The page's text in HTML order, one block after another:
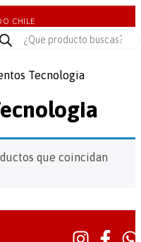
CHILE
Tecnologia
que coincidan